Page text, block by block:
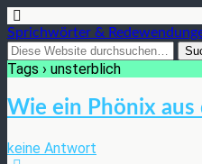
Sprichwörter &
Tags › unsterblich
Wie ein Phönix aus
keine Antwort